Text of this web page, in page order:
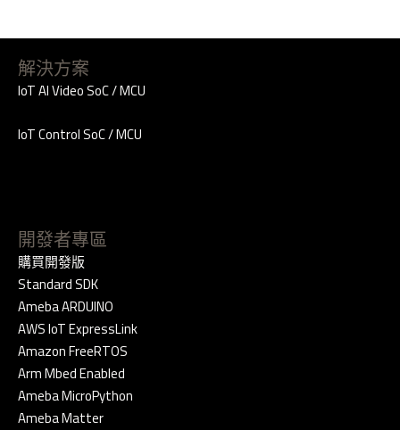
解決方案
IoT AI Video SoC / MCU
IoT Control SoC / MCU
開發者專區
購買開發版
Standard SDK
Ameba ARDUINO
AWS IoT ExpressLink
Amazon FreeRTOS
Arm Mbed Enabled
Ameba MicroPython
Ameba Matter